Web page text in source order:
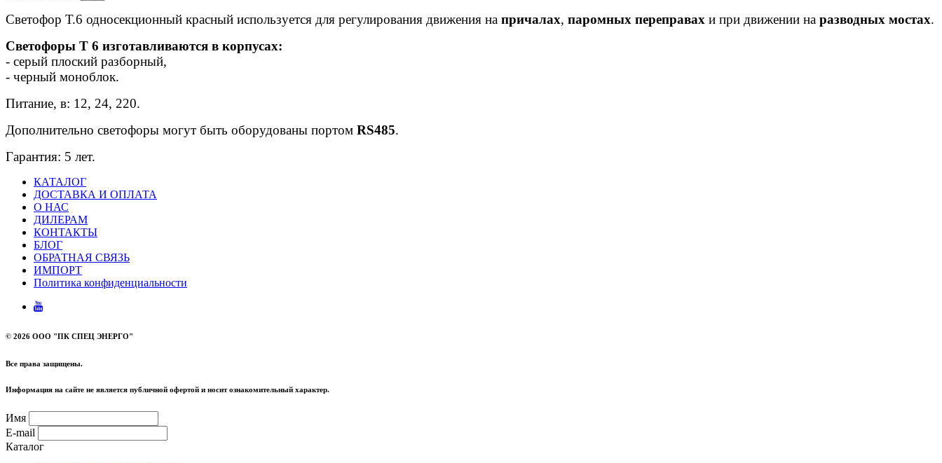
Светофор Т.6 односекционный красный используется для регулирования движения на причалах, паромных переправах и при движении на разводных мостах.
Светофоры Т 6 изготавливаются в корпусах:
- серый плоский разборный,
- черный моноблок.
Питание, в: 12, 24, 220.
Дополнительно светофоры могут быть оборудованы портом RS485.
Гарантия: 5 лет.
КАТАЛОГ
ДОСТАВКА И ОПЛАТА
О НАС
ДИЛЕРАМ
КОНТАКТЫ
БЛОГ
ОБРАТНАЯ СВЯЗЬ
ИМПОРТ
Политика конфиденциальности
© 2026 ООО "ПК СПЕЦ ЭНЕРГО"
Все права защищены.
Информация на сайте не является публичной офертой и носит ознакомительный характер.
Имя
E-mail
Каталог